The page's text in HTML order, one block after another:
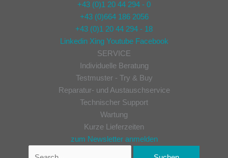
+43 (0)1 20 44 294 - 0
+43 (0)664 186 2056
+43 (0)1 20 44 294 - 18
Linkedin Xing Youtube Facebook
SERVICE
Individuelle Beratung
Testmuster - Try & Buy
Reparatur- und Austauschservice
Technischer Support
Wartung
Kurze Lieferzeiten
zum Newsletter anmelden